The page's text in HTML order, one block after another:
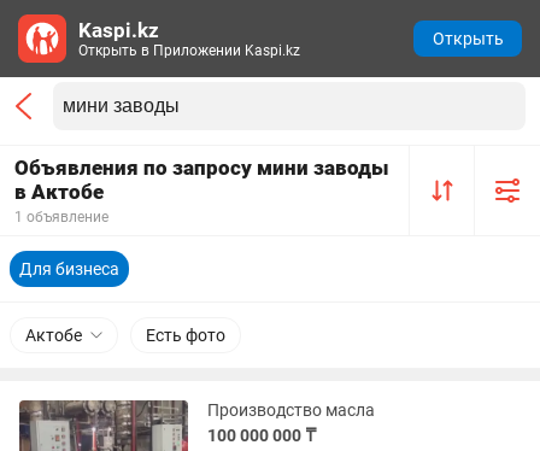
Объявления по запросу мини заводы
в Актобе
1 объявление
Для бизнеса
Актобе Есть фото
Производство масла
100 000 000 ₸
Kaspi.kz
Открыть в Приложении Kaspi.kz
Открыть